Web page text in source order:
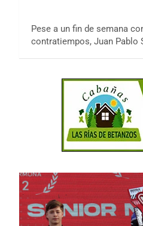
Pese a un fin de semana
contratiempos, Juan Pablo